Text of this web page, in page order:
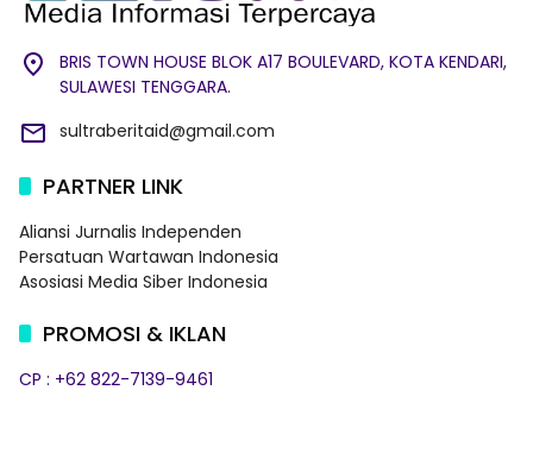
BRIS TOWN HOUSE BLOK A17 BOULEVARD, KOTA KENDARI,
SULAWESI TENGGARA.
sultraberitaid@gmail.com
PARTNER LINK
Aliansi Jurnalis Independen
Persatuan Wartawan Indonesia
Asosiasi Media Siber Indonesia
PROMOSI & IKLAN
CP : +62 822-7139-9461